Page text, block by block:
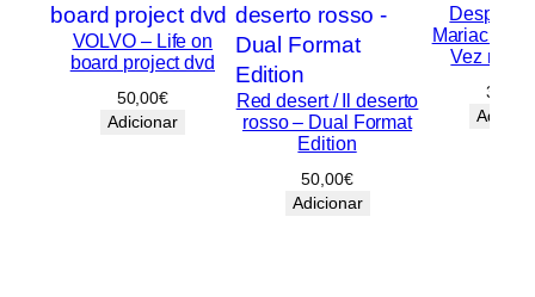
VOLVO – Life on
board project dvd
50,00€
Adicionar
Red desert / Il deserto
rosso – Dual Format
Edition
50,00€
Adicionar
Mariachi /
Vez no
30,00